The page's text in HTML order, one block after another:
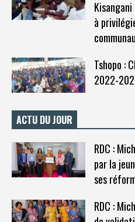
à
Tshopo :
2022-
ACTU DU JOUR
RDC :
par la
ses
RDC :